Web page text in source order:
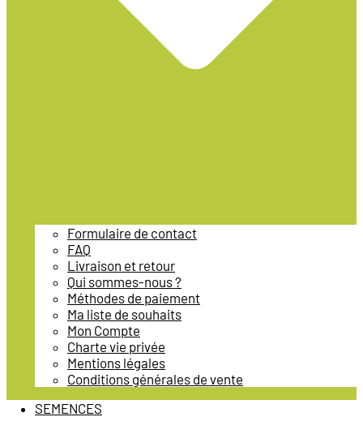
Formulaire de contact
FAQ
Livraison et retour
Qui sommes-nous ?
Méthodes de paiement
Ma liste de souhaits
Mon Compte
Charte vie privée
Mentions légales
Conditions générales de vente
SEMENCES